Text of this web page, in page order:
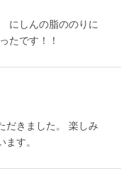
にしんの脂ののりに
たです！！
だきました。 楽しみ
す。